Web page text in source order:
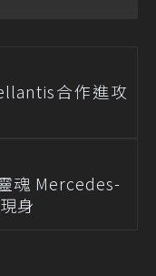
合作進攻
魂 Mercedes-
身